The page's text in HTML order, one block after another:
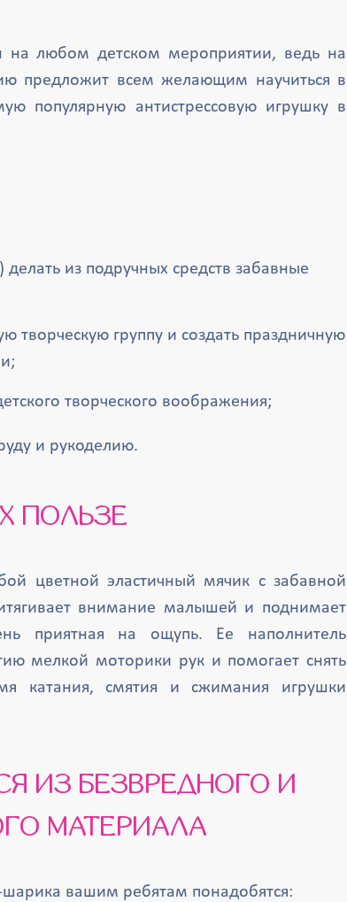
на любом детском мероприятии, ведь на
предложит всем желающим научиться в
популярную антистрессовую игрушку в
делать из подручных средств забавные
творческую группу и создать праздничную
творческого воображения;
и рукоделию.
ПОЛЬЗЕ
цветной эластичный мячик с забавной
внимание малышей и поднимает
приятная на ощупь. Ее наполнитель
мелкой моторики рук и помогает снять
катания, смятия и сжимания игрушки
МАТЕРИАЛА
шарика вашим ребятам понадобятся: